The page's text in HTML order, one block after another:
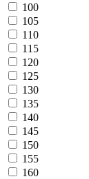
100
105
110
115
120
125
130
135
140
145
150
155
160